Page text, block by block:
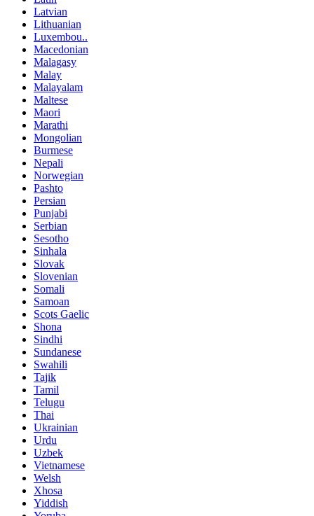
Latvian
Lithuanian
Luxembou..
Macedonian
Malagasy
Malay
Malayalam
Maltese
Maori
Marathi
Mongolian
Burmese
Nepali
Norwegian
Pashto
Persian
Punjabi
Serbian
Sesotho
Sinhala
Slovak
Slovenian
Somali
Samoan
Scots Gaelic
Shona
Sindhi
Sundanese
Swahili
Tajik
Tamil
Telugu
Thai
Ukrainian
Urdu
Uzbek
Vietnamese
Welsh
Xhosa
Yiddish